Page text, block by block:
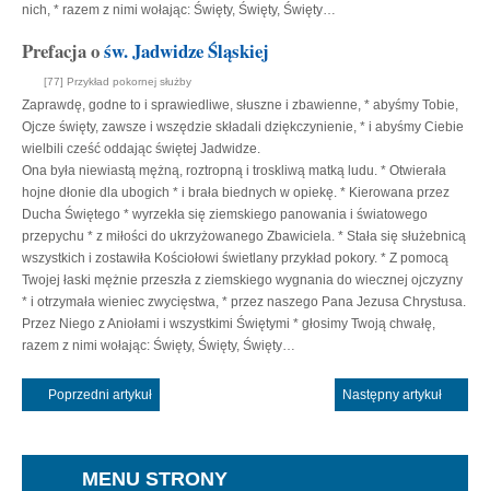
nich, * razem z nimi wołając: Święty, Święty, Święty…
Prefacja ośw. Jadwidze Śląskiej
[77] Przykład pokornej służby
Zaprawdę, godne to i sprawiedliwe, słuszne i zbawienne, * abyśmy Tobie,
Ojcze święty, zawsze i wszędzie składali dziękczynienie, * i abyśmy Ciebie
wielbili cześć oddając świętej Jadwidze.
Ona była niewiastą mężną, roztropną i troskliwą matką ludu. * Otwierała
hojne dłonie dla ubogich * i brała biednych w opiekę. * Kierowana przez
Ducha Świętego * wyrzekła się ziemskiego panowania i światowego
przepychu * z miłości do ukrzyżowanego Zbawiciela. * Stała się służebnicą
wszystkich i zostawiła Kościołowi świetlany przykład pokory. * Z pomocą
Twojej łaski mężnie przeszła z ziemskiego wygnania do wiecznej ojczyzny
* i otrzymała wieniec zwycięstwa, * przez naszego Pana Jezusa Chrystusa.
Przez Niego z Aniołami i wszystkimi Świętymi * głosimy Twoją chwałę,
razem z nimi wołając: Święty, Święty, Święty…
Poprzedni artykuł Następny artykuł
MENU STRONY